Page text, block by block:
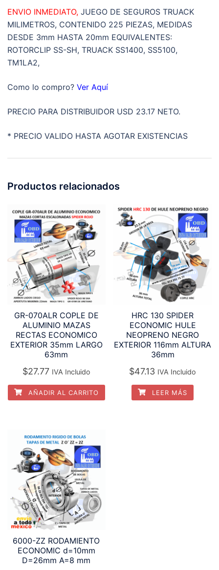
PIEZAS
cantidad
ENVIO INMEDIATO, JUEGO DE SEGUROS TRUACK
MILIMETROS, CONTENIDO 225 PIEZAS, MEDIDAS
DESDE 3mm HASTA 20mm EQUIVALENTES:
ROTORCLIP SS-SH, TRUACK SS1400, SS5100,
TM1LA2,
Como lo compro? Ver Aquí
PRECIO PARA DISTRIBUIDOR USD 23.17 NETO.
* PRECIO VALIDO HASTA AGOTAR EXISTENCIAS
Productos relacionados
GR-070ALR COPLE DE
ALUMINIO MAZAS
RECTAS ECONOMICO
EXTERIOR 35mm LARGO
63mm
$27.77 IVA Incluido
AÑADIR AL CARRITO
HRC 130 SPIDER
ECONOMIC HULE
NEOPRENO NEGRO
EXTERIOR 116mm ALTURA
36mm
$47.13 IVA Incluido
LEER MÁS
6000-ZZ RODAMIENTO
ECONOMIC d=10mm
D=26mm A=8 mm